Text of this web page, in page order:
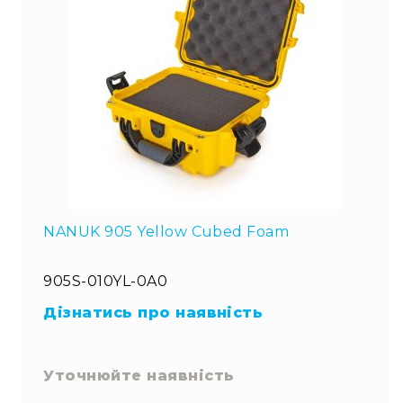
NANUK 905 Yellow Cubed Foam
905S-010YL-0A0
Дізнатись про наявність
Уточнюйте наявність